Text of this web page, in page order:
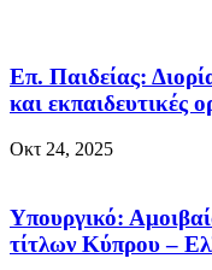
Επ. Παιδείας:
και εκπαιδευτικές
Οκτ 24, 2025
Υπουργικό:
τίτλων Κύπρου –